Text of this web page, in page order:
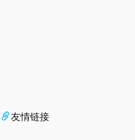
友情链接